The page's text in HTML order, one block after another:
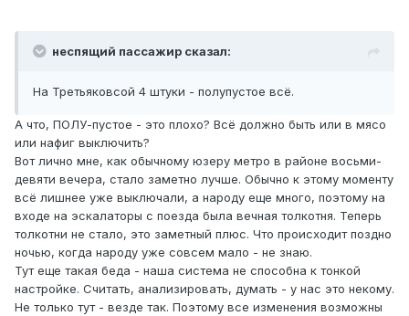
неспящий пассажир сказал:
На Третьяковсой 4 штуки - полупустое всё.
А что, ПОЛУ-пустое - это плохо? Всё должно быть или в мясо
или нафиг выключить?
Вот лично мне, как обычному юзеру метро в районе восьми-
девяти вечера, стало заметно лучше. Обычно к этому моменту
всё лишнее уже выключали, а народу еще много, поэтому на
входе на эскалаторы с поезда была вечная толкотня. Теперь
толкотни не стало, это заметный плюс. Что происходит поздно
ночью, когда народу уже совсем мало - не знаю.
Тут еще такая беда - наша система не способна к тонкой
настройке. Считать, анализировать, думать - у нас это некому.
Не только тут - везде так. Поэтому все изменения возможны